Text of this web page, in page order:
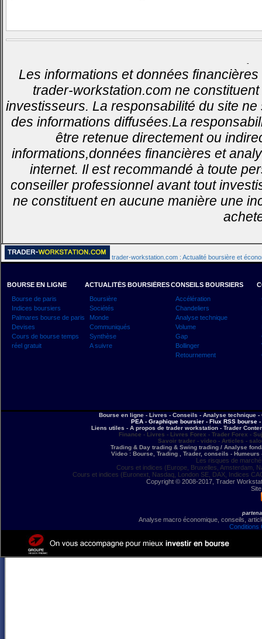
-
Les informations et données
trader-workstation.com ne
investisseurs. La responsabilité du site
des informations diffusées.La
être retenue directement ou
informations,données financières et
internet. Il est recommandé à toute
conseiller professionnel avant tout
ne constituent en aucune manière une
trader-workstation.com : Actualité boursière et
BOURSE EN LIGNE
Bourse de paris
Indices boursiers
Palmares bourse de paris
Devises
Cours de bourse temps
réel gratuit
ACTUALITÉS BOURSIÈRES
Boursière
Sociétés
Monde
Communiqués
Synthèse
A suivre
CONSEILS BOURSIERS
Accélération
Chandeliers
Analyse technique
Volume
Gap
Bollinger
Retournement
Bourse en ligne - Livres - Conseils - Analyse technique
PEA - Graphique boursier - Flux RSS bourse
Liens utiles - A propos de trader workstation - Trader
Finance - Livres - Livres Forex - Trader Forex -
Savoir trader - video - Articles -
Trading & Day trading & Swing trading / Analyse
Video : Bourse, Trading , Trader, conseils -
Les risques de
Cours et indices (Europe, Bruxelles, Amsterdam,
Cours et indices (Euronext, Nasdaq, London SE, DAX, Indices
Copyright © 2008-2017, Trader
Analyse macro économique, conseils,
Conditions